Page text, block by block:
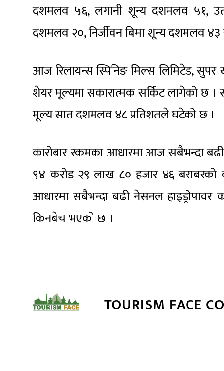
दशमलव ५६, लगानी शून्य दशमलव ५१,
दशमलव २०, निर्जीवन बिमा शून्य दशमलव
आज रिलायन्स स्पिनिङ मिल्स लिमिटेड, सुपर
शेयर मूल्यमा सकारात्मक सर्किट लागेको छ ।
मूल्य सात दशमलव ४८ प्रतिशतले घटेको छ ।
कारोबार रकमका आधारमा आज सबैभन्दा
९४ करोड २९ लाख ८० हजार ४६ बराबरको
आधारमा सबैभन्दा बढी नेसनल
किनबेच भएको छ ।
TOURISM FACE